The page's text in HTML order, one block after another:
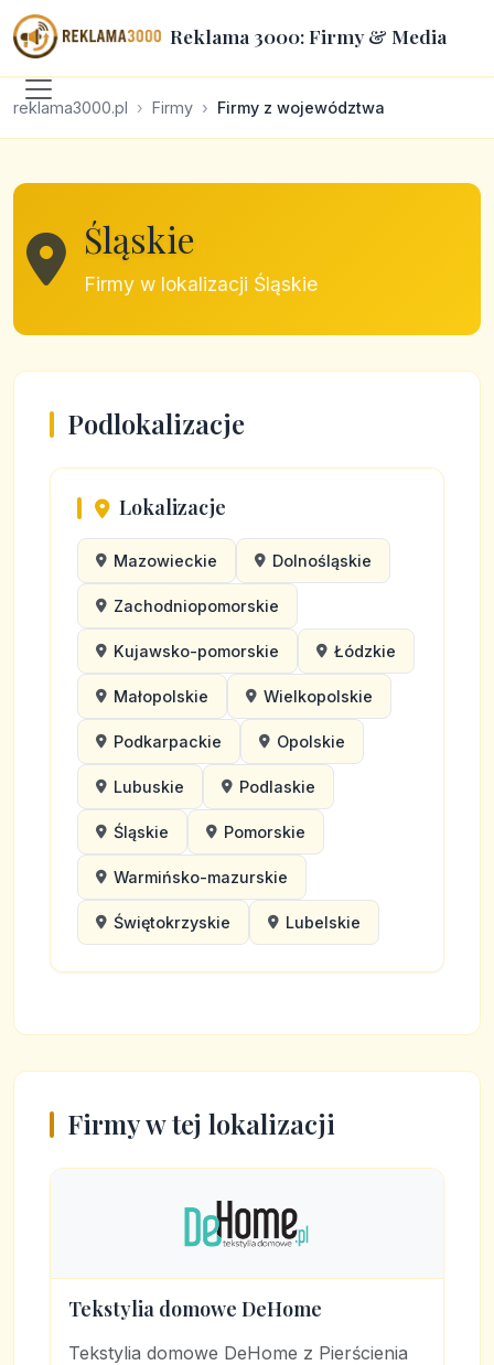
Reklama 3000: Firmy & Media
reklama3000.pl Firmy Firmy z województwa
Śląskie
Firmy w lokalizacji Śląskie
Podlokalizacje
Lokalizacje
Mazowieckie Dolnośląskie
Zachodniopomorskie
Kujawsko-pomorskie Łódzkie
Małopolskie Wielkopolskie
Podkarpackie Opolskie
Lubuskie Podlaskie
Śląskie Pomorskie
Warmińsko-mazurskie
Świętokrzyskie Lubelskie
Firmy w tej lokalizacji
Tekstylia domowe DeHome
Tekstylia domowe DeHome z Pierścienia